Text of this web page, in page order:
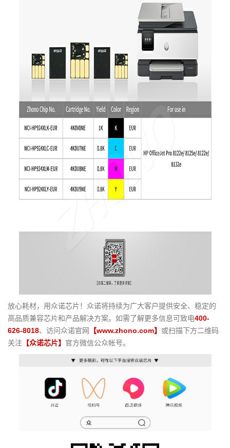
放心耗材，用众诺芯片！众诺将持续为广大客户提供安全、稳定的
高品质兼容芯片和产品解决方案。如需了解更多信息可致电400-
626-8018、访问众诺官网 【www.zhono.com】 或扫描下方二维码
关注 【众诺芯片】 官方微信公众帐号。